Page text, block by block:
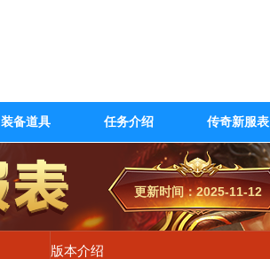
装备道具 任务介绍 传奇新服表
更新时间：2025-11-12
版本介绍